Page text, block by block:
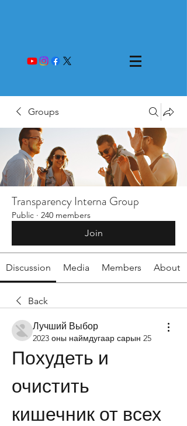
Groups
Transparency Interna Group
Public · 240 members
Join
Discussion Media Members About
Back
Лучший Выбор
2023 оны наймдугаар сарын 25
Похудеть и
очистить
кишечник от всех